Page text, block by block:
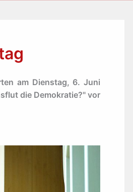
am Dienstag, 6. Juni
die Demokratie?" vor